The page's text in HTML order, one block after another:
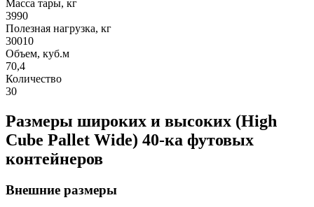
Масса тары, кг
3990
Полезная нагрузка, кг
30010
Объем, куб.м
70,4
Количество
30
Размеры широких и высоких (High
Cube Pallet Wide) 40-ка футовых
контейнеров
Внешние размеры